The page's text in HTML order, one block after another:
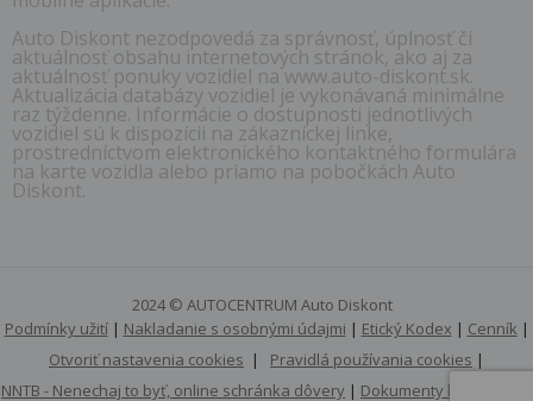
Auto Diskont nezodpovedá za správnosť, úplnosť či
aktuálnosť obsahu internetových stránok, ako aj za
aktuálnosť ponuky vozidiel na www.auto-diskont.sk.
Aktualizácia databázy vozidiel je vykonávaná minimálne
raz týždenne. Informácie o dostupnosti jednotlivých
vozidiel sú k dispozícii na zákazníckej linke,
prostredníctvom elektronického kontaktného formulára
na karte vozidla alebo priamo na pobočkách Auto
Diskont.
2024 © AUTOCENTRUM Auto Diskont
Podmínky užití| Nakladanie s osobnými údajmi | Etický Kodex | Cenník |
Otvoriť nastavenia cookies | Pravidlá používania cookies |
NNTB - Nenechaj to byť, online schránka dôvery | Dokumenty k stiahnutiu